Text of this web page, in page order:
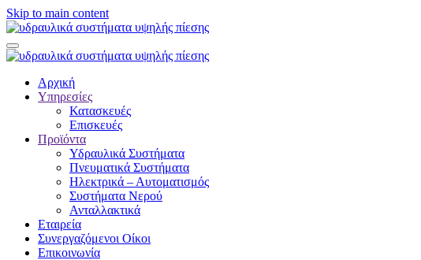
Skip to main content
Αρχική
Υπηρεσίες
Κατασκευές
Επισκευές
Προϊόντα
Υδραυλικά Συστήματα
Πνευματικά Συστήματα
Ηλεκτρικά – Αυτοματισμός
Συστήματα Νερού
Ανταλλακτικά
Εταιρεία
Συνεργαζόμενοι Οίκοι
Επικοινωνία